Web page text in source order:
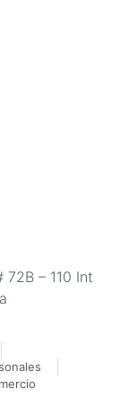
– 110 Int